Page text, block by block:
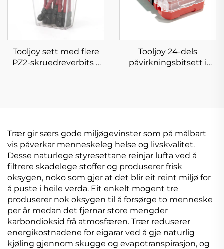
Tooljoy sett med flere
PZ2-skruedreverbits –
Tooljoy 24-dels
påvirkningsbitsett i
Trær gir særs gode miljøgevinster som på målbart
vis påverkar menneskeleg helse og livskvalitet.
Desse naturlege styresettane reinjar lufta ved å
filtrere skadelege stoffer og produserer frisk
oksygen, noko som gjer at det blir eit reint miljø for
å puste i heile verda. Eit enkelt mogent tre
produserer nok oksygen til å forsørge to menneske
per år medan det fjernar store mengder
karbondioksid frå atmosfæren. Trær reduserer
energikostnadene for eigarar ved å gje naturlig
kjøling gjennom skugge og evapotranspirasjon, og